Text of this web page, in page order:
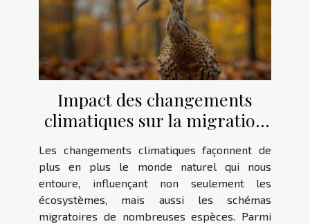
Impact des changements
climatiques sur la migration
de la bécasse
Les changements climatiques façonnent de
plus en plus le monde naturel qui nous
entoure, influençant non seulement les
écosystèmes, mais aussi les schémas
migratoires de nombreuses espèces. Parmi